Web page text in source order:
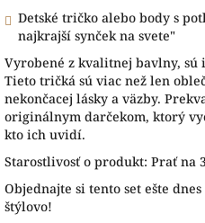
Detské tričko alebo body s
najkrajší synček na svete"
Vyrobené z kvalitnej bavlny,
Tieto tričká sú viac než len
nekončacej lásky a väzby.
originálnym darčekom, ktorý
kto ich uvidí.
Starostlivosť o produkt: Prať na
Objednajte si tento set ešte
štýlovo!